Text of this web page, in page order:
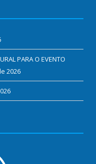
PARA O EVENTO
2026